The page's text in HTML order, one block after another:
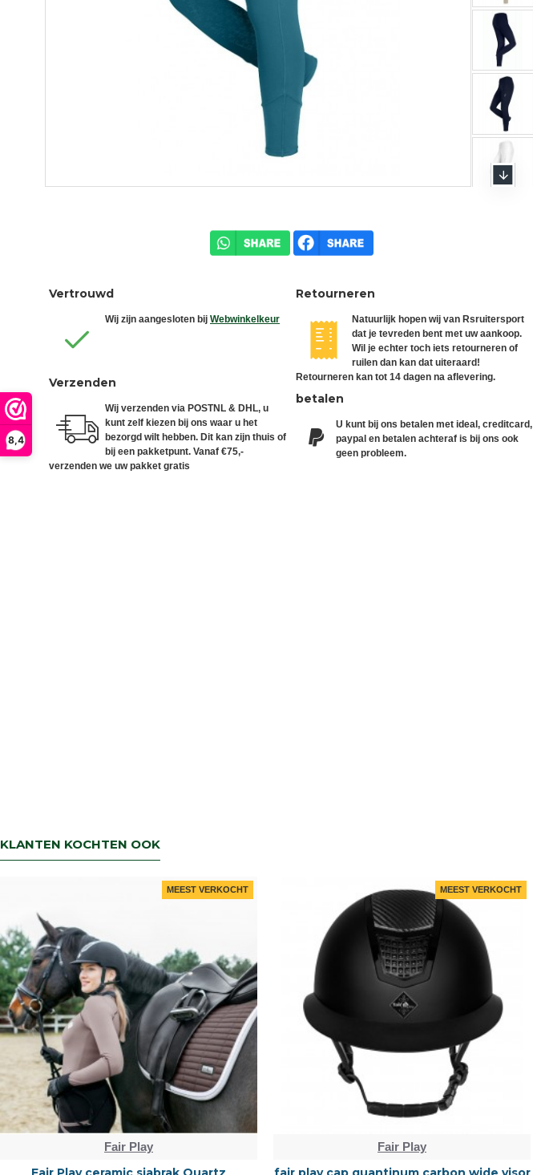
8,4
Vertrouwd
Wij zijn aangesloten bij Webwinkelkeur
Verzenden
Wij verzenden via POSTNL & DHL, u
kunt zelf kiezen bij ons waar u het
bezorgd wilt hebben. Dit kan zijn thuis of
bij een pakketpunt. Vanaf €75,-
verzenden we uw pakket gratis
Retourneren
Natuurlijk hopen wij van Rsruitersport
dat je tevreden bent met uw aankoop.
Wil je echter toch iets retourneren of
ruilen dan kan dat uiteraard!
Retourneren kan tot 14 dagen na aflevering.
betalen
U kunt bij ons betalen met ideal, creditcard,
paypal en betalen achteraf is bij ons ook
geen probleem.
KLANTEN KOCHTEN OOK
MEEST VERKOCHT
Fair Play
MEEST VERKOCHT
Fair Play